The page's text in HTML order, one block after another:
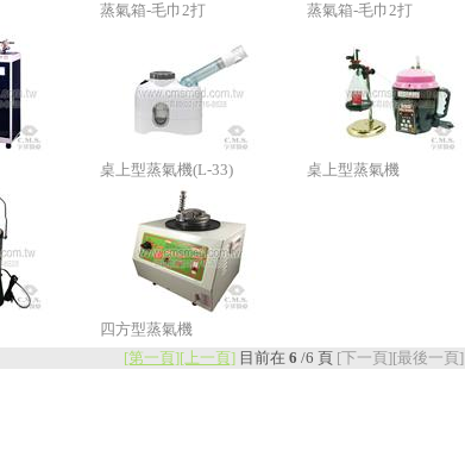
蒸氣箱-毛巾2打 蒸氣箱-毛巾2打
桌上型蒸氣機(L-33) 桌上型蒸氣機
四方型蒸氣機
[第一頁][上一頁] 目前在 6 /6 頁 [下一頁][最後一頁]